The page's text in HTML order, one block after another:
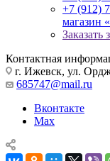
+7 (912)
магазин
Заказать
Контактная
г. Ижевск, ул.
685747@mail.ru
Вконтакте
Max